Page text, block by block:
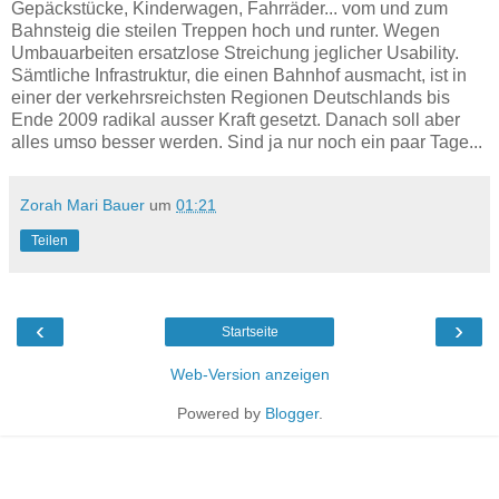
Gepäckstücke, Kinderwagen, Fahrräder... vom und zum
Bahnsteig die steilen Treppen hoch und runter. Wegen
Umbauarbeiten ersatzlose Streichung jeglicher Usability.
Sämtliche Infrastruktur, die einen Bahnhof ausmacht, ist in
einer der verkehrsreichsten Regionen Deutschlands bis
Ende 2009 radikal ausser Kraft gesetzt. Danach soll aber
alles umso besser werden. Sind ja nur noch ein paar Tage...
Zorah Mari Bauer um 01:21
Teilen
‹ ›
Startseite
Web-Version anzeigen
Powered by Blogger.